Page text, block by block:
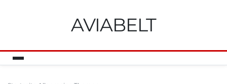
AVIABELT